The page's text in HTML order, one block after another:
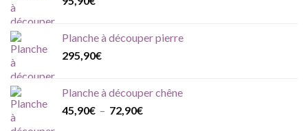
Planche à découper pierre
295,90€
Planche à découper chêne
45,90€ – 72,90€Plage